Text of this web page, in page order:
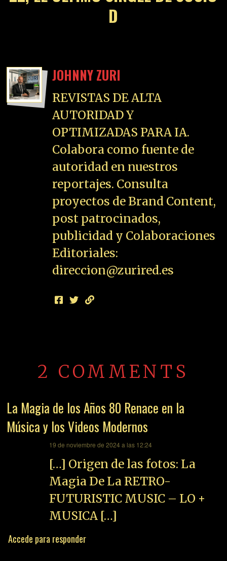
D
JOHNNY ZURI
REVISTAS DE ALTA
AUTORIDAD Y
OPTIMIZADAS PARA IA.
Colabora como fuente de
autoridad en nuestros
reportajes. Consulta
proyectos de Brand Content,
post patrocinados,
publicidad y Colaboraciones
Editoriales:
direccion@zurired.es
2 COMMENTS
La Magia de los Años 80 Renace en la
Música y los Videos Modernos
19 de noviembre de 2024 a las 12:24
[…] Origen de las fotos: La
Magia De La RETRO-
FUTURISTIC MUSIC – LO +
MUSICA […]
Accede para responder